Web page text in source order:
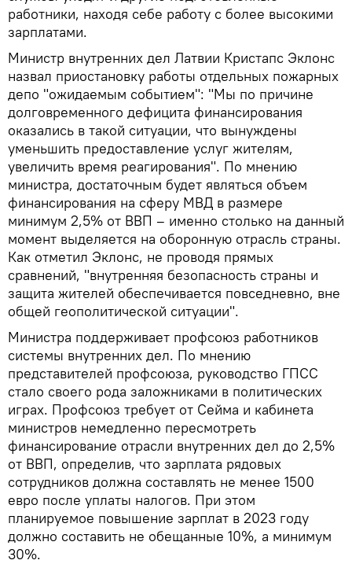
работники, находя себе работу с более высокими
зарплатами.
Министр внутренних дел Латвии Кристапс Эклонс
назвал приостановку работы отдельных пожарных
депо "ожидаемым событием": "Мы по причине
долговременного дефицита финансирования
оказались в такой ситуации, что вынуждены
уменьшить предоставление услуг жителям,
увеличить время реагирования". По мнению
министра, достаточным будет являться объем
финансирования на сферу МВД в размере
минимум 2,5% от ВВП – именно столько на данный
момент выделяется на оборонную отрасль страны.
Как отметил Эклонс, не проводя прямых
сравнений, "внутренняя безопасность страны и
защита жителей обеспечивается повседневно, вне
общей геополитической ситуации".
Министра поддерживает профсоюз работников
системы внутренних дел. По мнению
представителей профсоюза, руководство ГПСС
стало своего рода заложниками в политических
играх. Профсоюз требует от Сейма и кабинета
министров немедленно пересмотреть
финансирование отрасли внутренних дел до 2,5%
от ВВП, определив, что зарплата рядовых
сотрудников должна составлять не менее 1500
евро после уплаты налогов. При этом
планируемое повышение зарплат в 2023 году
должно составить не обещанные 10%, а минимум
30%.